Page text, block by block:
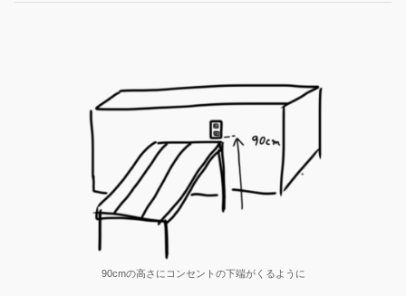
90cmの高さにコンセントの下端がくるように